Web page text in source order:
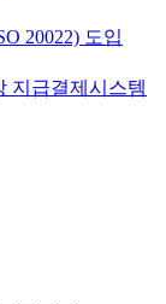
20022) 도입
지급결제시스템